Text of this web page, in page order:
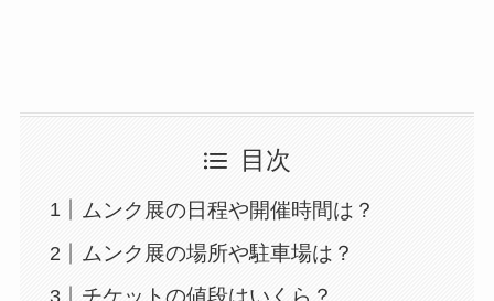
目次
ムンク展の日程や開催時間は？
ムンク展の場所や駐車場は？